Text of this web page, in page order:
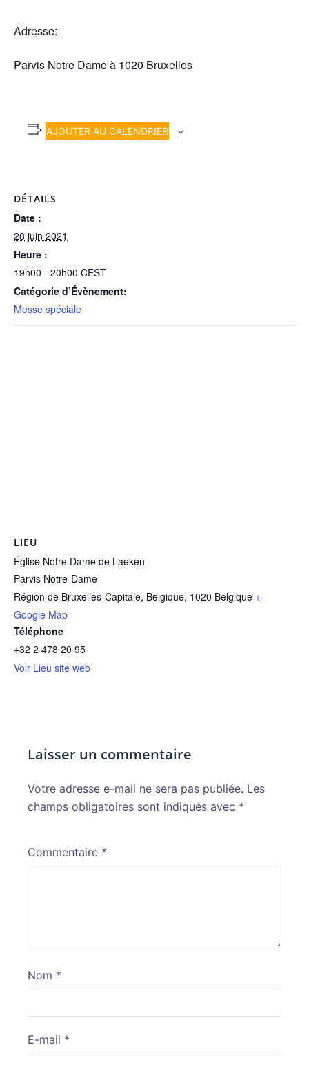
Adresse:
Parvis Notre Dame à 1020 Bruxelles
AJOUTER AU CALENDRIER
DÉTAILS
Date :
28 juin 2021
Heure :
19h00 - 20h00 CEST
Catégorie d’Évènement:
Messe spéciale
LIEU
Église Notre Dame de Laeken
Parvis Notre-Dame
Région de Bruxelles-Capitale, Belgique, 1020 Belgique +
Google Map
Téléphone
+32 2 478 20 95
Voir Lieu site web
Laisser un commentaire
Votre adresse e-mail ne sera pas publiée. Les
champs obligatoires sont indiqués avec *
Commentaire *
Nom *
E-mail *
Alternative: